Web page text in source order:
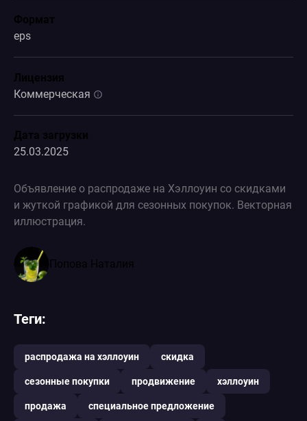
Формат
eps
Лицензия
Коммерческая
Дата загрузки
25.03.2025
Объявление о распродаже на Хэллоуин со скидками
и жуткой графикой для сезонных покупок. Векторная
иллюстрация.
Попова Наталия
Теги:
распродажа на хэллоуин скидка
сезонные покупки продвижение хэллоуин
продажа специальное предложение